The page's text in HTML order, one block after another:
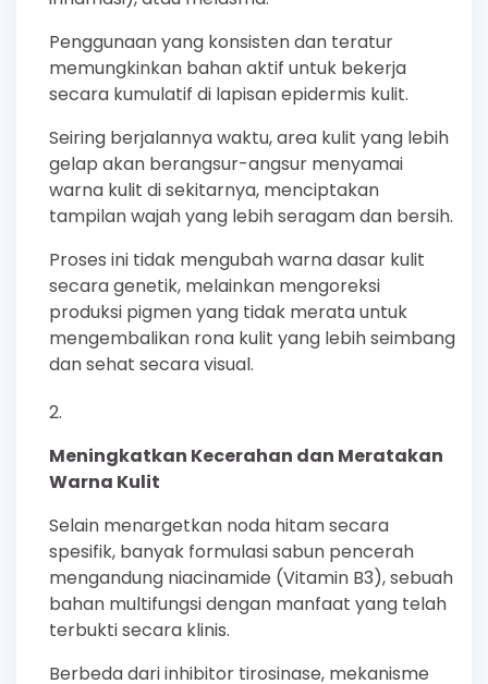
Penggunaan yang konsisten dan teratur
memungkinkan bahan aktif untuk bekerja
secara kumulatif di lapisan epidermis kulit.
Seiring berjalannya waktu, area kulit yang lebih
gelap akan berangsur-angsur menyamai
warna kulit di sekitarnya, menciptakan
tampilan wajah yang lebih seragam dan bersih.
Proses ini tidak mengubah warna dasar kulit
secara genetik, melainkan mengoreksi
produksi pigmen yang tidak merata untuk
mengembalikan rona kulit yang lebih seimbang
dan sehat secara visual.
Meningkatkan Kecerahan dan Meratakan
Warna Kulit
Selain menargetkan noda hitam secara
spesifik, banyak formulasi sabun pencerah
mengandung niacinamide (Vitamin B3), sebuah
bahan multifungsi dengan manfaat yang telah
terbukti secara klinis.
Berbeda dari inhibitor tirosinase, mekanisme